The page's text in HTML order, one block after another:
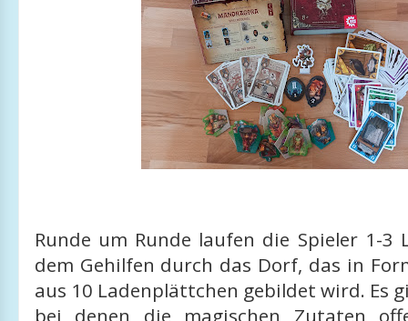
Runde um Runde laufen die Spieler 1-3
dem Gehilfen durch das Dorf, das in
aus 10 Ladenplättchen gebildet wird. Es
bei denen die magischen Zutaten